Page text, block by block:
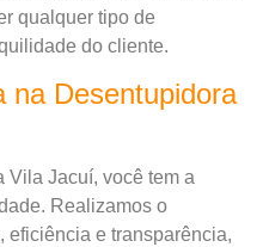
qualquer tipo de
do cliente.
na Desentupidora
Vila Jacuí, você tem a
Realizamos o
eficiência e transparência,